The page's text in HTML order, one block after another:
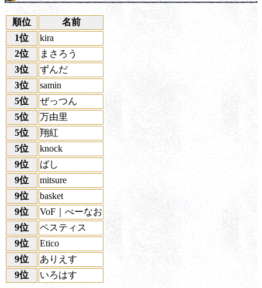
順位
名前
1位
kira
2位
まさろう
3位
ずんだ
3位
samin
5位
ぜっつん
5位
万由里
5位
翔紅
5位
knock
9位
ばし
9位
mitsure
9位
basket
9位
VoF｜べーなお
9位
ペスティス
9位
Etico
9位
ありえす
9位
いろはす